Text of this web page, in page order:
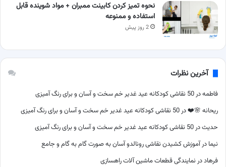
نحوه تمیز کردن کابینت ممبران + مواد شوینده قابل
استفاده و ممنوعه
2 روز پیش
آخرین نظرات
فاطمهدر 50 نقاشی کودکانه عید غدیر خم سخت و آسان و برای رنگ آمیزی
ریحانه 🌸❤️در 50 نقاشی کودکانه عید غدیر خم سخت و آسان و برای رنگ آمیزی
حدیثدر 50 نقاشی کودکانه عید غدیر خم سخت و آسان و برای رنگ آمیزی
نیما درآموزش کشیدن نقاشی رونالدو آسان به صورت گام به گام و جامع
فرهاددر نمایندگی قطعات ماشین آلات راهسازی